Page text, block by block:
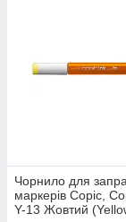
Чорнило для
маркерів Copic,
Y-13 Жовтий